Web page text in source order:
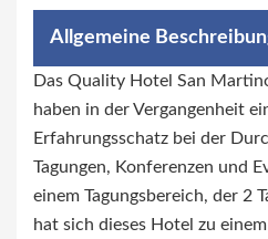
Allgemeine
Das Quality Hotel San
haben in der Vergangenheit
Erfahrungsschatz bei der
Tagungen, Konferenzen und
einem Tagungsbereich, der 2
hat sich dieses Hotel zu